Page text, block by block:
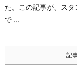
た。この記事が、ス
で ...
記